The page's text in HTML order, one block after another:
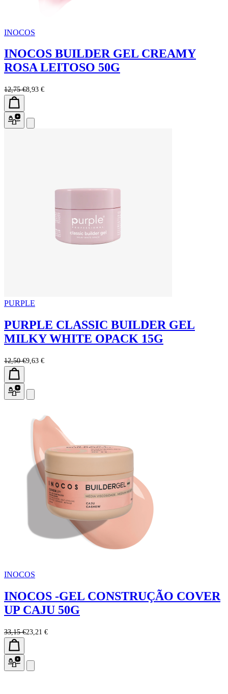
INOCOS
INOCOS BUILDER GEL CREAMY
ROSA LEITOSO 50G
12,75 €8,93 €
PURPLE
PURPLE CLASSIC BUILDER GEL
MILKY WHITE OPACK 15G
12,50 €9,63 €
INOCOS
INOCOS -GEL CONSTRUÇÃO COVER
UP CAJU 50G
33,15 €23,21 €